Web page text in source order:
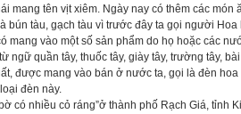
mang tên vịt xiêm. Ngày nay có thêm các món
bún tàu, gạch tàu vì trước đây ta gọi người
mang vào một số sản phẩm do họ hoặc các
ngữ quần tây, thuốc tây, giày tây, trường tây,
được mang vào bán ở nước ta, gọi là đèn
đèn này.
có nhiều cỏ ráng”ở thành phố Rạch Giá,